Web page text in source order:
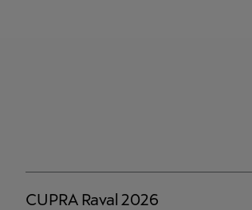
CUPRA Raval 2026